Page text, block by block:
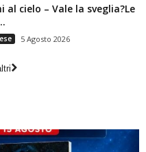
al cielo – Vale la sveglia?Le
5 Agosto 2026